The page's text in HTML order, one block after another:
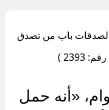
باب من تصدق
)
«أنه حمل